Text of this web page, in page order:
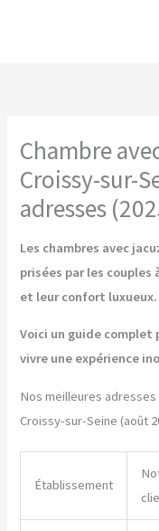
Chambre
Croissy-sur-
adresses
Les chambres avec
prisées par les
et leur confort luxueux.
Voici un guide complet
vivre une expérience
Nos meilleures
Croissy-sur-Seine (août
Établissement